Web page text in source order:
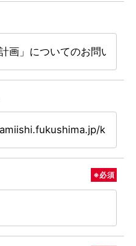
※必須